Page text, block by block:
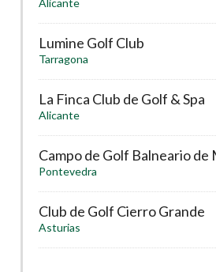
Lumine Golf Club
Tarragona
La Finca Club de Golf & Spa
Alicante
Campo de Golf Balneario de
Pontevedra
Club de Golf Cierro Grande
Asturias